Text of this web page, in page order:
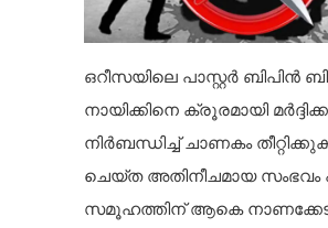
ഒറീസയിലെ പാസ്റ്റർ ബിപിൻ
നായിക്കിനെ ക്രൂരമായി
നിർബന്ധിച്ച് ചാണകം
ചെയ്ത അതിനീചമായ സംഭവം
സമൂഹത്തിന് ആകെ